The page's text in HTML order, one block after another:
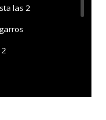
las 2